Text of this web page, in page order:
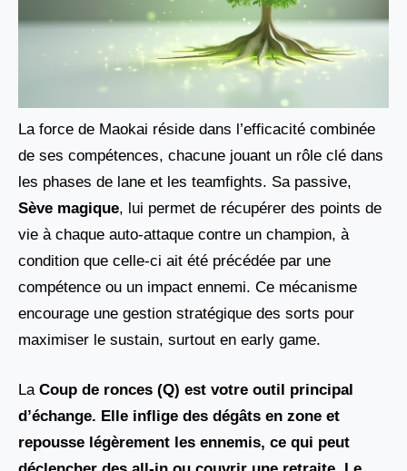
La force de Maokai réside dans l’efficacité combinée
de ses compétences, chacune jouant un rôle clé dans
les phases de lane et les teamfights. Sa passive,
Sève magique, lui permet de récupérer des points de
vie à chaque auto-attaque contre un champion, à
condition que celle-ci ait été précédée par une
compétence ou un impact ennemi. Ce mécanisme
encourage une gestion stratégique des sorts pour
maximiser le sustain, surtout en early game.
La Coup de ronces (Q) est votre outil principal
d’échange. Elle inflige des dégâts en zone et
repousse légèrement les ennemis, ce qui peut